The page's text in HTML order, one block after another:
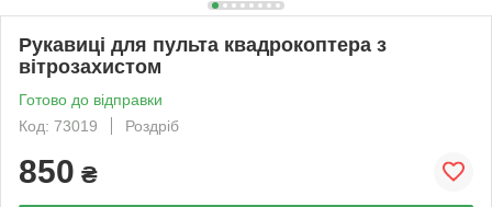
Рукавиці для пульта квадрокоптера з
вітрозахистом
Готово до відправки
Код: 73019
Роздріб
850 ₴